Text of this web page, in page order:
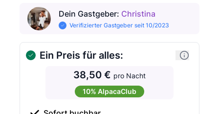
Dein Gastgeber: Christina
Verifizierter Gastgeber seit 10/2023
Ein Preis für alles:
38,50 € pro Nacht
10% AlpacaClub